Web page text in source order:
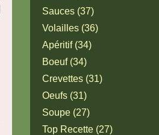
Sauces (37)
Volailles (36)
Apéritif (34)
Boeuf (34)
Crevettes (31)
Oeufs (31)
Soupe (27)
Top Recette (27)